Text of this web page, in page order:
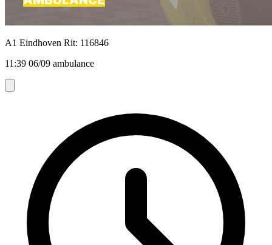
A1 Eindhoven Rit: 116846
11:39 06/09 ambulance